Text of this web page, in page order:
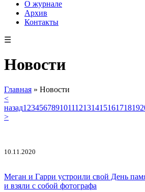
О журнале
Архив
Контакты
☰
Новости
Главная » Новости
<
назад1 2345678910111213141516171819
>
10.11.2020
Меган и Гарри устроили свой День
и взяли с собой фотографа